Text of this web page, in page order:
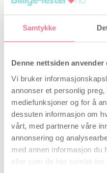
Samtykke
Denne nettsiden anvender
Vi bruker
annonser et personlig
mediefunksjoner og for å
dessuten informasjon om
vårt, med partnerne våre
annonsering og
med annen informasjon du
eller som de har samlet
Conceive+ Plus kan
men er selvfølgelig mest
eggløsningstidspunktet.
før tidspunktet for en
Bruk Conceive+ Plus
ha samleiet.
Ta forsiktig av den
tuben forsiktig inn i
dypt i skjeden som
Klem med fingrene
hverandre, så du er
innehold har kommet
Fortsett med å
trekker den forsktig ut